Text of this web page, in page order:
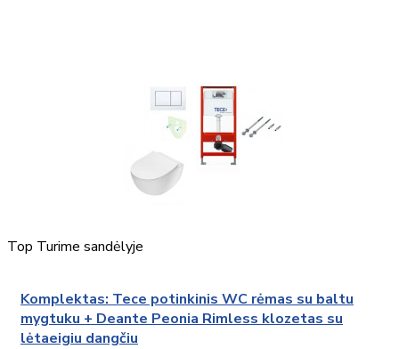
Top Turime sandėlyje
Komplektas: Tece potinkinis WC rėmas su baltu
mygtuku + Deante Peonia Rimless klozetas su
lėtaeigiu dangčiu